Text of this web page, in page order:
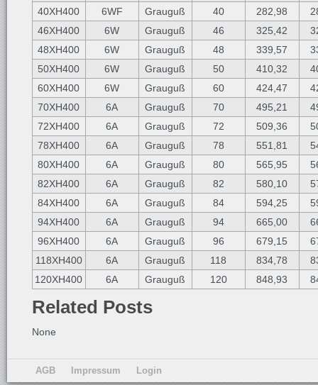
40XH400
6WF Grauguß 40 282,98
46XH400
6W Grauguß 46 325,42
48XH400
6W Grauguß 48 339,57
50XH400
6W Grauguß 50 410,32
60XH400
6W Grauguß 60 424,47
70XH400
6A Grauguß 70 495,21
72XH400
6A Grauguß 72 509,36
78XH400
6A Grauguß 78 551,81
80XH400
6A Grauguß 80 565,95
82XH400
6A Grauguß 82 580,10
84XH400
6A Grauguß 84 594,25
94XH400
6A Grauguß 94 665,00
96XH400
6A Grauguß 96 679,15
118XH400
6A Grauguß 118 834,78
120XH400
6A Grauguß 120 848,93
Related Posts
None
AGB Impressum Login